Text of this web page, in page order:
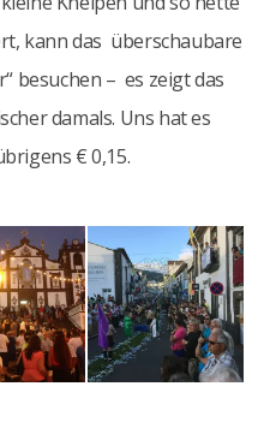
kann das überschaubare
besuchen – es zeigt das
damals. Uns hat es
€ 0,15.